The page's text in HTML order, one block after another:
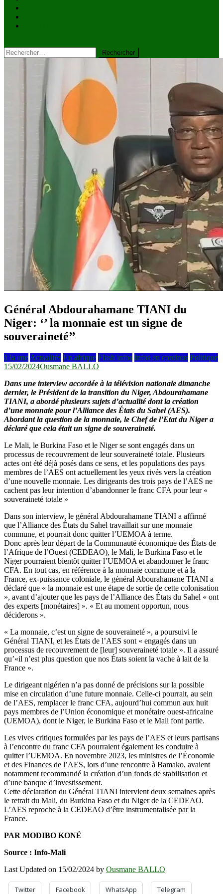
Rechercher :
Général Abdourahamane TIANI du
Niger: ‘’ la monnaie est un signe de
souveraineté’’
à la une Actualités En afrique Flash infos Infos en continus Politique
15/02/2024Ousmane BALLO
Dans une interview accordée à la télévision nationale dimanche
dernier, le Président de la transition du Niger, Abdourahamane
TIANI, a abordé plusieurs sujets d’actualité dont la création
d’une monnaie pour l’Alliance des États du Sahel (AES).
Abordant la question de la monnaie, le Chef de l’Etat du Niger a
déclaré que cela était un signe de souveraineté.
Le Mali, le Burkina Faso et le Niger se sont engagés dans un
processus de recouvrement de leur souveraineté totale. Plusieurs
actes ont été déjà posés dans ce sens, et les populations des pays
membres de l’AES ont actuellement les yeux rivés vers la création
d’une nouvelle monnaie. Les dirigeants des trois pays de l’AES ne
cachent pas leur intention d’abandonner le franc CFA pour leur «
souveraineté totale »
Dans son interview, le général Abdourahamane TIANI a affirmé
que l’Alliance des États du Sahel travaillait sur une monnaie
commune, et pourrait donc quitter l’UEMOA à terme.
Donc après leur départ de la Communauté économique des États de
l’Afrique de l’Ouest (CEDEAO), le Mali, le Burkina Faso et le
Niger pourraient bientôt quitter l’UEMOA et abandonner le franc
CFA. En tout cas, en référence à la monnaie commune et à la
France, ex-puissance coloniale, le général Abourahamane TIANI a
déclaré que « la monnaie est une étape de sortie de cette colonisation
», avant d’ajouter que les pays de l’Alliance des États du Sahel « ont
des experts [monétaires] ». « Et au moment opportun, nous
déciderons ».
« La monnaie, c’est un signe de souveraineté », a poursuivi le
Général TIANI, et les États de l’AES sont « engagés dans un
processus de recouvrement de [leur] souveraineté totale ». Il a assuré
qu’«il n’est plus question que nos États soient la vache à lait de la
France ».
Le dirigeant nigérien n’a pas donné de précisions sur la possible
mise en circulation d’une future monnaie. Celle-ci pourrait, au sein
de l’AES, remplacer le franc CFA, aujourd’hui commun aux huit
pays membres de l’Union économique et monétaire ouest-africaine
(UEMOA), dont le Niger, le Burkina Faso et le Mali font partie.
Les vives critiques formulées par les pays de l’AES et leurs partisans
à l’encontre du franc CFA pourraient également les conduire à
quitter l’UEMOA. En novembre 2023, les ministres de l’Économie
et des Finances de l’AES, lors d’une rencontre à Bamako, avaient
notamment recommandé la création d’un fonds de stabilisation et
d’une banque d’investissement.
Cette déclaration du Général TIANI intervient deux semaines après
le retrait du Mali, du Burkina Faso et du Niger de la CEDEAO.
L’AES reproche à la CEDEAO d’être instrumentalisée par la
France.
PAR MODIBO KONÉ
Source : Info-Mali
Last Updated on 15/02/2024 by Ousmane BALLO
Twitter Facebook WhatsApp Telegram